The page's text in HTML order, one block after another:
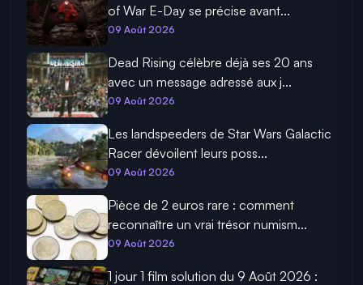
of War E-Day se précise avant...
09 Août 2026
Dead Rising célèbre déjà ses 20 ans
avec un message adressé aux j...
09 Août 2026
Les landspeeders de Star Wars Galactic
Racer dévoilent leurs poss...
09 Août 2026
Pièce de 2 euros rare : comment
reconnaître un vrai trésor numism...
09 Août 2026
1 jour 1 film solution du 9 Août 2026 :